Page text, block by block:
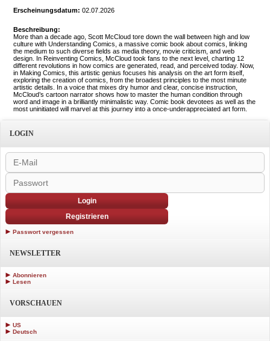
Erscheinungsdatum: 02.07.2026
Beschreibung:
More than a decade ago, Scott McCloud tore down the wall between high and low
culture with Understanding Comics, a massive comic book about comics, linking
the medium to such diverse fields as media theory, movie criticism, and web
design. In Reinventing Comics, McCloud took fans to the next level, charting 12
different revolutions in how comics are generated, read, and perceived today. Now,
in Making Comics, this artistic genius focuses his analysis on the art form itself,
exploring the creation of comics, from the broadest principles to the most minute
artistic details. In a voice that mixes dry humor and clear, concise instruction,
McCloud’s cartoon narrator shows how to master the human condition through
word and image in a brilliantly minimalistic way. Comic book devotees as well as the
most uninitiated will marvel at this journey into a once-underappreciated art form.
LOGIN
Login
Registrieren
Passwort vergessen
NEWSLETTER
Abonnieren
Lesen
VORSCHAUEN
US
Deutsch